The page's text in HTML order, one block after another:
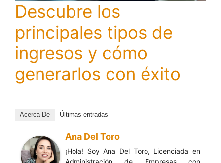
Descubre los
principales tipos de
ingresos y cómo
generarlos con éxito
Acerca De Últimas entradas
Ana Del Toro
¡Hola! Soy Ana Del Toro, Licenciada en
Administración de Empresas con